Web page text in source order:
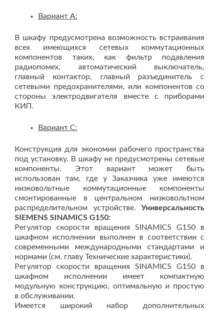
Вариант A:
В шкафу предусмотрена возможность встраивания
всех имеющихся сетевых коммутационных
компонентов таких, как фильтр подавления
радиопомех, автоматический выключатель,
главный контактор, главный разъединитель с
сетевыми предохранителями, или компонентов со
стороны электродвигателя вместе с приборами
КИП.
Вариант C:
Конструкция для экономии рабочего пространства
под установку. В шкафу не предусмотрены сетевые
компоненты. Этот вариант может быть
использован там, где у Заказчика уже имеются
низковольтные коммутационные компоненты
смонтированные в центральном низковольтном
распределительном устройстве. Универсальность
SIEMENS SINAMICS G150:
Регулятор скорости вращения SINAMICS G150 в
шкафном исполнении выполнен в соответствии с
современными международными стандартами и
нормами (см. главу Технические характеристики).
Регулятор скорости вращения SINAMICS G150 в
шкафном исполнении имеет компактную
модульную конструкцию, оптимальную и простую
в обслуживании.
Имеется широкий набор дополнительных